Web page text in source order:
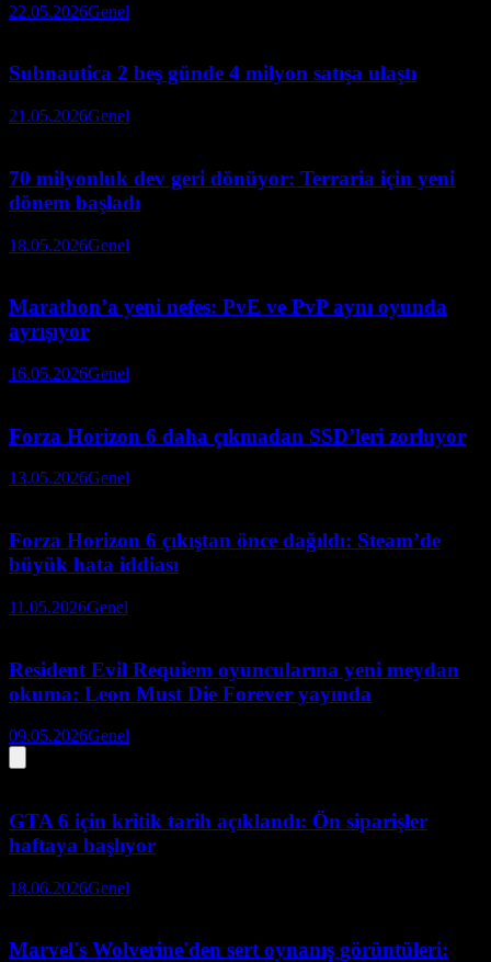
22.05.2026Genel
Subnautica 2 beş günde 4 milyon satışa ulaştı
21.05.2026Genel
70 milyonluk dev geri dönüyor: Terraria için yeni
dönem başladı
18.05.2026Genel
Marathon’a yeni nefes: PvE ve PvP aynı oyunda
ayrışıyor
16.05.2026Genel
Forza Horizon 6 daha çıkmadan SSD’leri zorluyor
13.05.2026Genel
Forza Horizon 6 çıkıştan önce dağıldı: Steam’de
büyük hata iddiası
11.05.2026Genel
Resident Evil Requiem oyuncularına yeni meydan
okuma: Leon Must Die Forever yayında
09.05.2026Genel
GTA 6 için kritik tarih açıklandı: Ön siparişler
haftaya başlıyor
18.06.2026Genel
Marvel's Wolverine'den sert oynanış görüntüleri: